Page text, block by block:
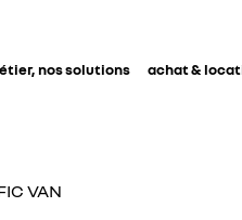
nos solutions achat &
VAN